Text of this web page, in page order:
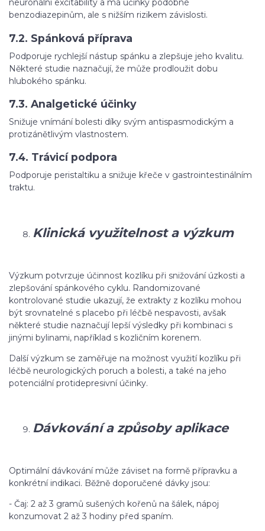
neuronální excitability a má účinky podobné
benzodiazepinům, ale s nižším rizikem závislosti.
7.2. Spánková příprava
Podporuje rychlejší nástup spánku a zlepšuje jeho kvalitu.
Některé studie naznačují, že může prodloužit dobu
hlubokého spánku.
7.3. Analgetické účinky
Snižuje vnímání bolesti díky svým antispasmodickým a
protizánětlivým vlastnostem.
7.4. Trávicí podpora
Podporuje peristaltiku a snižuje křeče v gastrointestinálním
traktu.
Klinická využitelnost a výzkum
Výzkum potvrzuje účinnost kozlíku při snižování úzkosti a
zlepšování spánkového cyklu. Randomizované
kontrolované studie ukazují, že extrakty z kozlíku mohou
být srovnatelné s placebo při léčbě nespavosti, avšak
některé studie naznačují lepší výsledky při kombinaci s
jinými bylinami, například s kozličním korenem.
Další výzkum se zaměřuje na možnost využití kozlíku při
léčbě neurologických poruch a bolesti, a také na jeho
potenciální protidepresivní účinky.
Dávkování a způsoby aplikace
Optimální dávkování může záviset na formě přípravku a
konkrétní indikaci. Běžně doporučené dávky jsou:
- Čaj: 2 až 3 gramů sušených kořenů na šálek, nápoj
konzumovat 2 až 3 hodiny před spaním.